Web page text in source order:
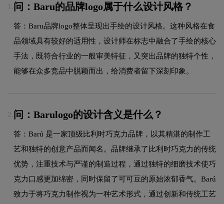
问：Baru的品牌logo属于什么设计风格？
答：Baru品牌logo整体呈现出手绘的设计风格。这种风格在食
品领域具有较好的适用性，设计师在标志中融合了手绘的核心
手法，既符合行业的一般审美特征，又突出品牌的独特个性，
能够在众多竞品中脱颖而出，给消费者留下深刻印象。
2. 问：Barulogo的设计含义是什么？
答：Barú 是一家顶级比利时巧克力品牌，以其精湛的制作工
艺和独特的创意产品而闻名。品牌继承了比利时巧克力的传统
优势，注重技术与严谨的制造过程，通过独特的细磨技术使巧
克力口感更加绵密，同时保留了可可豆的原始浓郁香气。Barú
致力于将巧克力制作视为一种艺术形式，通过创新和传统工艺